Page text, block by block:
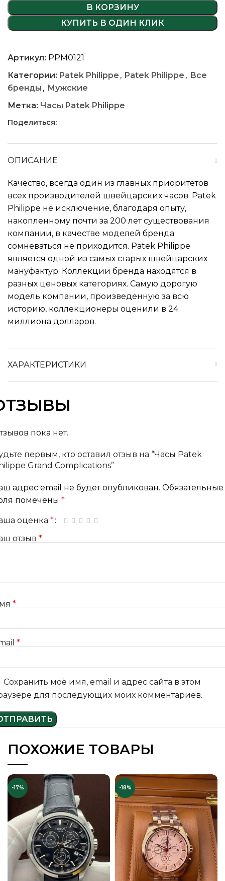
В КОРЗИНУ
КУПИТЬ В ОДИН КЛИК
Артикул: PPM0121
Категории: Patek Philippe , Patek Philippe , Все
бренды , Мужские
Метка: Часы Patek Philippe
Поделиться:
ОПИСАНИЕ
Качество, всегда один из главных приоритетов
всех производителей швейцарских часов. Patek
Philippe не исключение, благодаря опыту,
накопленному почти за 200 лет существования
компании, в качестве моделей бренда
сомневаться не приходится. Patek Philippe
является одной из самых старых швейцарских
мануфактур. Коллекции бренда находятся в
разных ценовых категориях. Самую дорогую
модель компании, произведенную за всю
историю, коллекционеры оценили в 24
миллиона долларов.
ХАРАКТЕРИСТИКИ
пока нет.
первым, кто оставил отзыв на “Часы Patek
Grand Complications”
адрес email не будет опубликован. Обязательные
помечены *
оценка * 1 из 5 звёзд
2 из 5 звёзд
3 из 5 звёзд
4 из 5 звёзд
отзыв *
*
*
Сохранить моё имя, email и адрес сайта в этом
для последующих моих комментариев.
ПОХОЖИЕ ТОВАРЫ
-17% -18%